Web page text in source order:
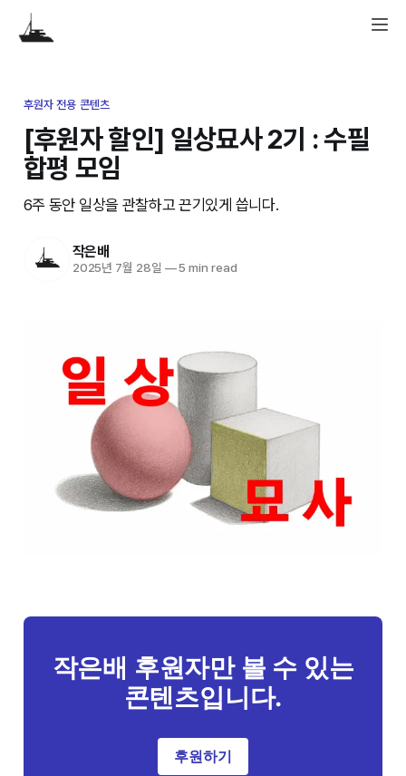
후원자 전용 콘텐츠
[후원자 할인] 일상묘사 2기 : 수필
합평 모임
6주 동안 일상을 관찰하고 끈기있게 씁니다.
작은배
2025년 7월 28일 —5 min read
작은배 후원자만 볼 수 있는
콘텐츠입니다.
후원하기